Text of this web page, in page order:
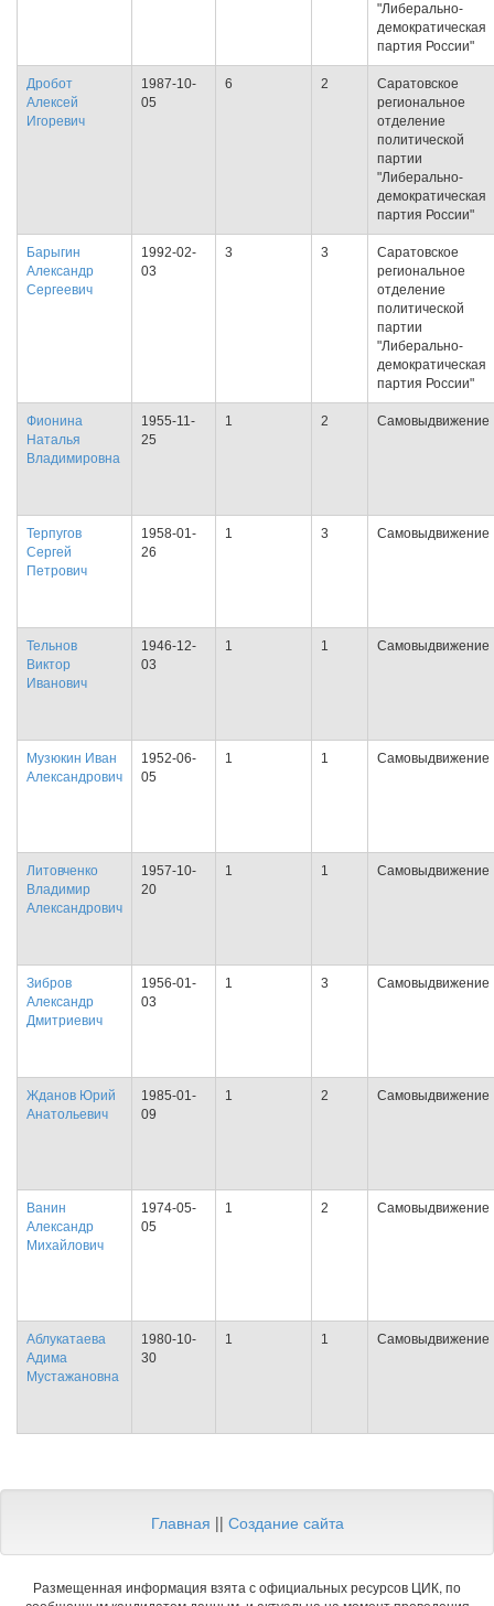
"Либерально-
демократическая
партия России"
Дробот
Алексей
Игоревич
1987-10-
05
6 2
Саратовское
региональное
отделение
политической
партии
"Либерально-
демократическая
партия России"
Барыгин
Александр
Сергеевич
1992-02-
03
3 3
Саратовское
региональное
отделение
политической
партии
"Либерально-
демократическая
партия России"
Фионина
Наталья
Владимировна
1955-11-
25
1 2 Самовыдвижение
Терпугов
Сергей
Петрович
1958-01-
26
1 3 Самовыдвижение
Тельнов
Виктор
Иванович
1946-12-
03
1 1 Самовыдвижение
Музюкин Иван
Александрович
1952-06-
05
1 1 Самовыдвижение
Литовченко
Владимир
Александрович
1957-10-
20
1 1 Самовыдвижение
Зибров
Александр
Дмитриевич
1956-01-
03
1 3 Самовыдвижение
Жданов Юрий
Анатольевич
1985-01-
09
1 2 Самовыдвижение
Ванин
Александр
Михайлович
1974-05-
05
1 2 Самовыдвижение
Аблукатаева
Адима
Мустажановна
1980-10-
30
1 1 Самовыдвижение
Главная || Создание сайта
Размещенная информация взята с официальных ресурсов ЦИК, по